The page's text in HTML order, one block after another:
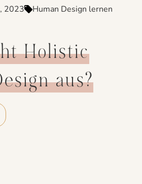
2023
Human Design lernen
Holistic
aus?